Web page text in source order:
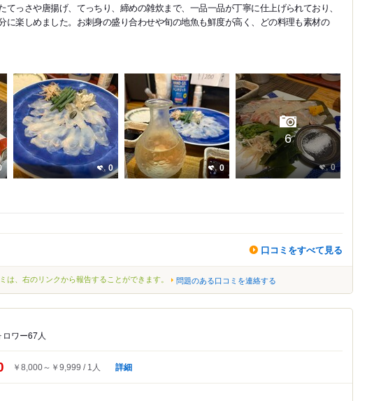
てっさや唐揚げ、てっちり、締めの雑炊まで、一品一品が丁寧に仕上げられており、
に楽しめました。お刺身の盛り合わせや旬の地魚も鮮度が高く、どの料理も素材の
0 0 0
6
口コミをすべて見る
は、右のリンクから報告することができます。 問題のある口コミを連絡する
ロワー67人
￥8,000～￥9,999 1人 詳細